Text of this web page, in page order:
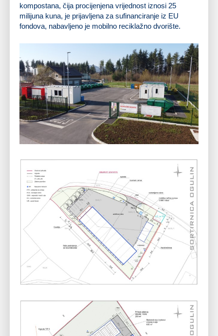
kompostana, čija procijenjena vrijednost iznosi 25
milijuna kuna, je prijavljena za sufinanciranje iz EU
fondova, nabavljeno je mobilno reciklažno dvorište.